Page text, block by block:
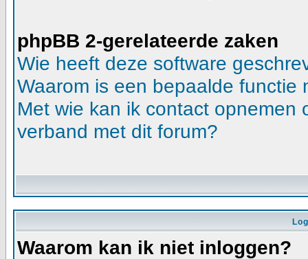
phpBB 2-gerelateerde zaken
Wie heeft deze software
Waarom is een bepaalde functie
Met wie kan ik contact opnemen
verband met dit forum?
Waarom kan ik niet inloggen?